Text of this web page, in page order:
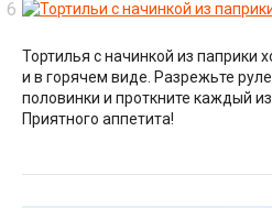
Тортилья с начинкой из паприки
и в горячем виде. Разрежьте
половинки и проткните каждый
Приятного аппетита!